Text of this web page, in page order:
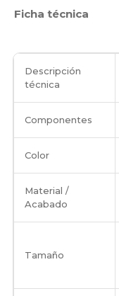
Ficha técnica
Descripción
técnica
Componentes
Color
Material /
Acabado
Tamaño